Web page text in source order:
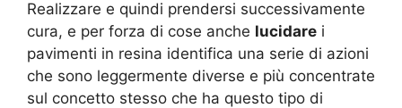
Realizzare e quindi prendersi successivamente
cura, e per forza di cose anche lucidare i
pavimenti in resina identifica una serie di azioni
che sono leggermente diverse e più concentrate
sul concetto stesso che ha questo tipo di